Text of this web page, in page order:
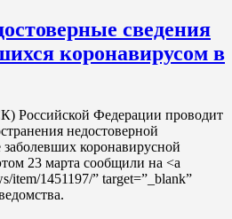
сведения
коронавирусом в
Российской Федерации проводит
недостоверной
коронавирусной
23 марта сообщили на <a
item/1451197/” target=”_blank”